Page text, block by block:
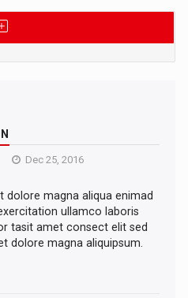
Dec 25, 2016
dolore magna aliqua enimad
ullamco laboris
tasit amet consect elit sed
dolore magna aliquipsum.